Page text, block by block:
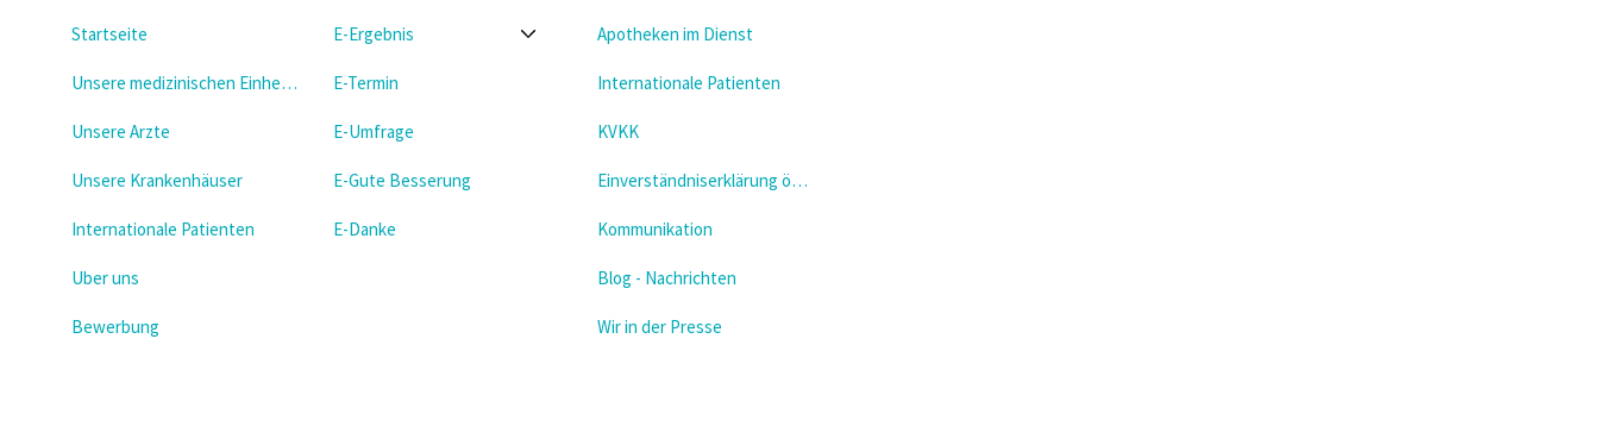
Startseite
Unsere medizinischen Einheiten
Unsere Arzte
Unsere Krankenhäuser
Internationale Patienten
Uber uns
Bewerbung
E-Ergebnis
E-Termin
E-Umfrage
E-Gute Besserung
E-Danke
Apotheken im Dienst
Internationale Patienten
KVKK
Einverständniserklärung öffnen
Kommunikation
Blog - Nachrichten
Wir in der Presse